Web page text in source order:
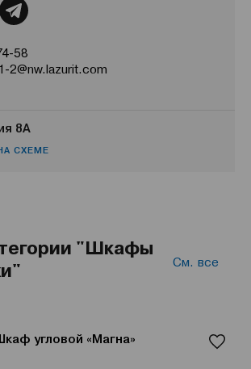
58
2@nw.lazurit.com
8А
СХЕМЕ
"Шкафы
См. все
угловой «Магна»